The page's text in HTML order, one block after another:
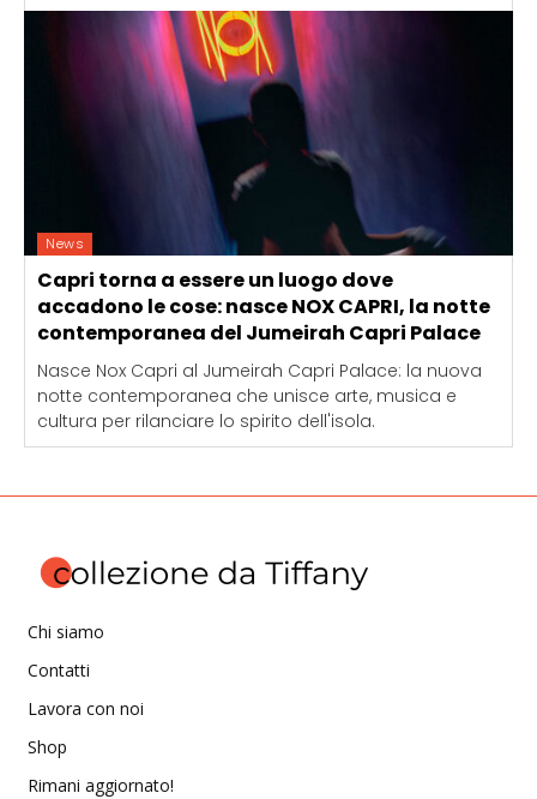
News
Capri torna a essere un luogo dove
accadono le cose: nasce NOX CAPRI, la notte
contemporanea del Jumeirah Capri Palace
Nasce Nox Capri al Jumeirah Capri Palace: la nuova
notte contemporanea che unisce arte, musica e
cultura per rilanciare lo spirito dell'isola.
Chi siamo
Contatti
Lavora con noi
Shop
Rimani aggiornato!